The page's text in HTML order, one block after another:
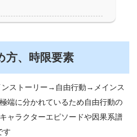
方、時限要素
ンストーリー→自由行動→メインス
端に分かれているため自由行動の
ャラクターエピソードや因果系譜
す